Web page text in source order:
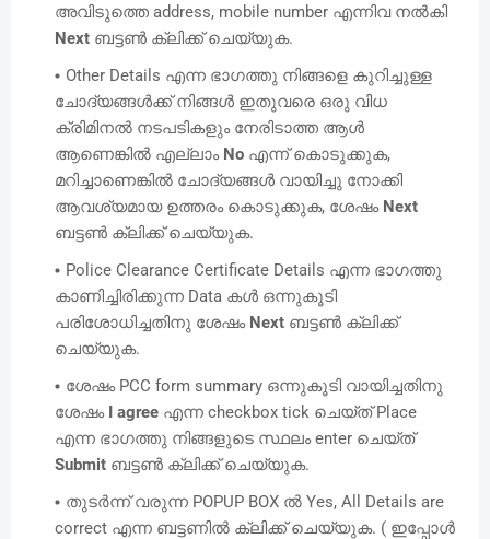
അവിടുത്തെ address, mobile number എന്നിവ നൽകി
Next ബട്ടൺ ക്ലിക്ക് ചെയ്യുക.
Other Details എന്ന ഭാഗത്തു നിങ്ങളെ കുറിച്ചുള്ള
ചോദ്യങ്ങൾക്ക് നിങ്ങൾ ഇതുവരെ ഒരു വിധ
ക്രിമിനൽ നടപടികളും നേരിടാത്ത ആൾ
ആണെങ്കിൽ എല്ലാം No എന്ന് കൊടുക്കുക,
മറിച്ചാണെങ്കിൽ ചോദ്യങ്ങൾ വായിച്ചു നോക്കി
ആവശ്യമായ ഉത്തരം കൊടുക്കുക, ശേഷം Next
ബട്ടൺ ക്ലിക്ക് ചെയ്യുക.
Police Clearance Certificate Details എന്ന ഭാഗത്തു
കാണിച്ചിരിക്കുന്ന Data കൾ ഒന്നുകൂടി
പരിശോധിച്ചതിനു ശേഷം Next ബട്ടൺ ക്ലിക്ക്
ചെയ്യുക.
ശേഷം PCC form summary ഒന്നുകൂടി വായിച്ചതിനു
ശേഷംI agree എന്ന checkbox tick ചെയ്ത് Place
എന്ന ഭാഗത്തു നിങ്ങളുടെ സ്ഥലം enter ചെയ്ത്
Submit ബട്ടൺ ക്ലിക്ക് ചെയ്യുക.
തുടർന്ന് വരുന്ന POPUP BOX ൽ Yes, All Details are
correct എന്ന ബട്ടണിൽ ക്ലിക്ക് ചെയ്യുക. ( ഇപ്പോൾ